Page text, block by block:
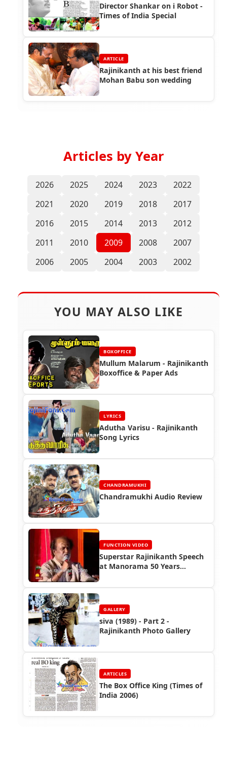
Director Shankar on i Robot -
Times of India Special
ARTICLE
Rajinikanth at his best friend
Mohan Babu son wedding
Articles by Year
2026 2025 2024 2023
2022
2021
2020 2019 2018
2017
2016
2015 2014 2013
2012
2011
2010 2009 2008
2007
2006
2005 2004 2003 2002
YOU MAY ALSO LIKE
BOXOFFICE
Mullum Malarum - Rajinikanth
Boxoffice & Paper Ads
LYRICS
Adutha Varisu - Rajinikanth
Song Lyrics
CHANDRAMUKHI
Chandramukhi Audio Review
FUNCTION VIDEO
Superstar Rajinikanth Speech
at Manorama 50 Years
GALLERY
siva (1989) - Part 2 -
Rajinikanth Photo Gallery
ARTICLES
The Box Office King (Times of
India 2006)